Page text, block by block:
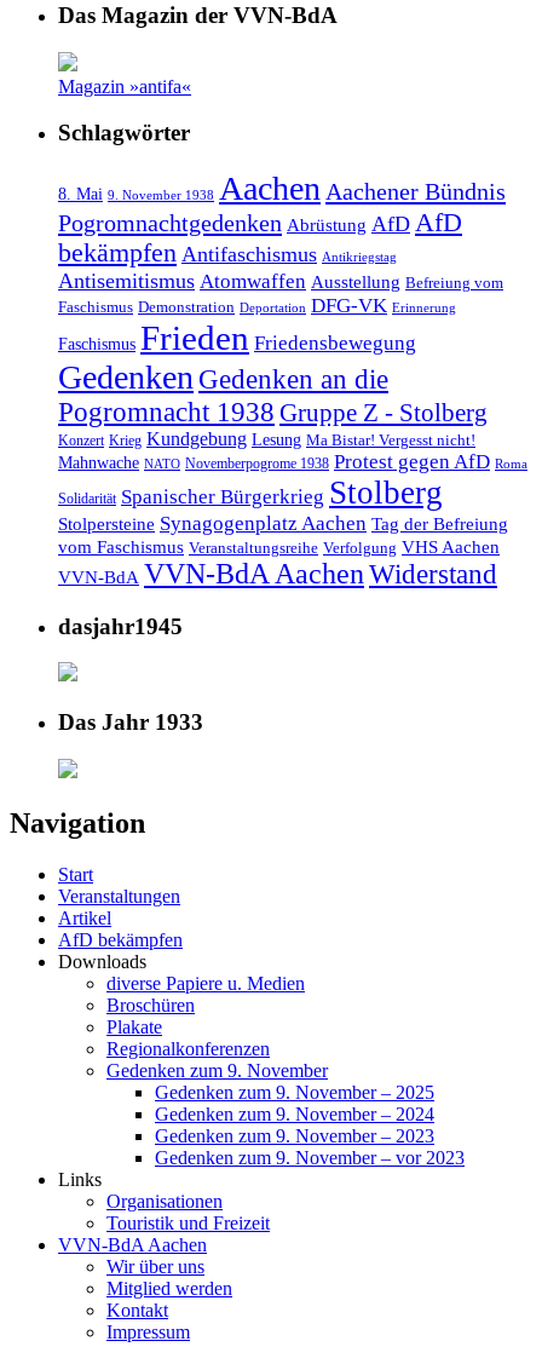
Das Magazin der VVN-BdA
Magazin »antifa«
Schlagwörter
8. Mai 9. November 1938 Aachen Aachener Bündnis
Pogromnachtgedenken Abrüstung AfD AfD
bekämpfen Antifaschismus Antikriegstag
Antisemitismus Atomwaffen Ausstellung Befreiung vom
Faschismus Demonstration Deportation DFG-VK Erinnerung
Faschismus Frieden Friedensbewegung
Gedenken Gedenken an die
Pogromnacht 1938 Gruppe Z - Stolberg
Konzert Krieg Kundgebung Lesung Ma Bistar! Vergesst nicht!
Mahnwache NATO Novemberpogrome 1938 Protest gegen AfD Roma
Solidarität Spanischer Bürgerkrieg Stolberg
Stolpersteine Synagogenplatz Aachen Tag der Befreiung
vom Faschismus Veranstaltungsreihe Verfolgung VHS Aachen
VVN-BdA VVN-BdA AachenWiderstand
dasjahr1945
Das Jahr 1933
Navigation
Start
Veranstaltungen
Artikel
AfD bekämpfen
Downloads
diverse Papiere u. Medien
Broschüren
Plakate
Regionalkonferenzen
Gedenken zum 9. November
Gedenken zum 9. November – 2025
Gedenken zum 9. November – 2024
Gedenken zum 9. November – 2023
Gedenken zum 9. November – vor 2023
Links
Organisationen
Touristik und Freizeit
VVN-BdA Aachen
Wir über uns
Mitglied werden
Kontakt
Impressum